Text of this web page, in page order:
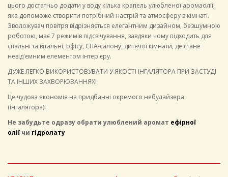
цього достатньо додати у воду кілька крапель улюбленої аромаолії,
яка допоможе створити потрібний настрій та атмосферу в кімнаті.
Зволожувач повітря відрізняється елегантним дизайном, безшумною
роботою, має 7 режимів підсвічування, завдяки чому підходить для
спальні та вітальні, офісу, СПА-салону, дитячої кімнати, де стане
невід'ємним елементом інтер'єру.
ДУЖЕ ЛЕГКО ВИКОРИСТОВУВАТИ У ЯКОСТІ ІНГАЛЯТОРА ПРИ ЗАСТУДІ
ТА ІНШИХ ЗАХВОРЮВАННЯХ!
Це чудова економія на придбанні окремого небулайзера
(інгалятора)!
Не забудьте одразу обрати улюблений аромат ефірної
олії чи гідролату